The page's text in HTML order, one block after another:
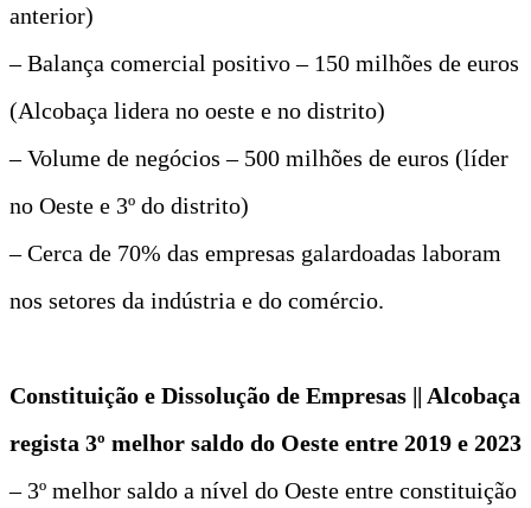
anterior)
– Balança comercial positivo – 150 milhões de euros
(Alcobaça lidera no oeste e no distrito)
– Volume de negócios – 500 milhões de euros (líder
no Oeste e 3º do distrito)
– Cerca de 70% das empresas galardoadas laboram
nos setores da indústria e do comércio.
Constituição e Dissolução de Empresas || Alcobaça
regista 3º melhor saldo do Oeste entre 2019 e 2023
– 3º melhor saldo a nível do Oeste entre constituição